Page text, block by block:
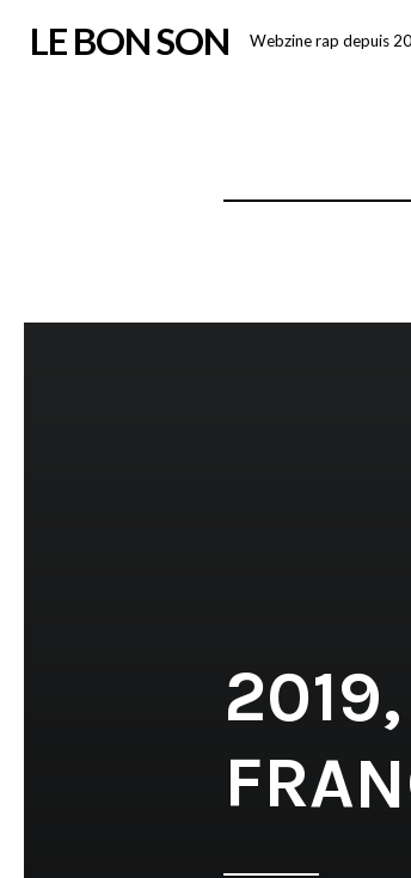
LE BON SON Webzine rap depuis